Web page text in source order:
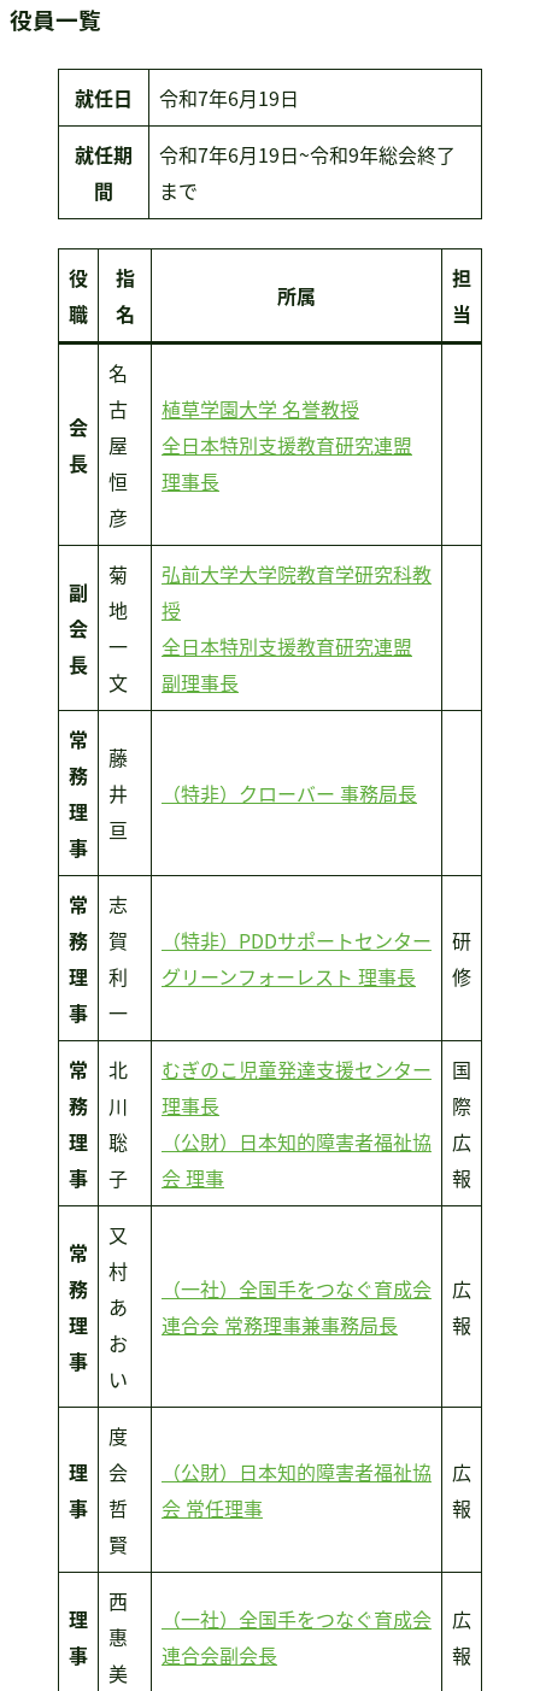
役員一覧
就任日
令和7年6月19日
就任期
間
令和7年6月19日~令和9年総会終了
まで
役
職
指
名
所属
担
当
会
長
名
古
屋
恒
彦
植草学園大学 名誉教授
全日本特別支援教育研究連盟
理事長
副
会
長
菊
地
一
文
弘前大学大学院教育学研究科教
授
全日本特別支援教育研究連盟
副理事長
常
務
理
事
藤
井
亘
（特非）クローバー 事務局長
常
務
理
事
志
賀
利
一
（特非）PDDサポートセンター
グリーンフォーレスト 理事長
研
修
常
務
理
事
北
川
聡
子
むぎのこ児童発達支援センター
理事長
（公財）日本知的障害者福祉協
会 理事
国
際
広
報
常
務
理
事
又
村
あ
お
い
（一社）全国手をつなぐ育成会
連合会 常務理事兼事務局長
広
報
理
事
度
会
哲
賢
（公財）日本知的障害者福祉協
会 常任理事
広
報
理
事
西
惠
美
（一社）全国手をつなぐ育成会
連合会副会長
広
報